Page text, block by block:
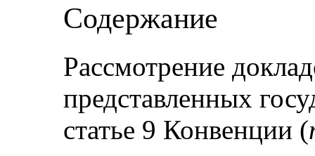
Содержание
Рассмотрение
представленных
статье 9 Конвенции (